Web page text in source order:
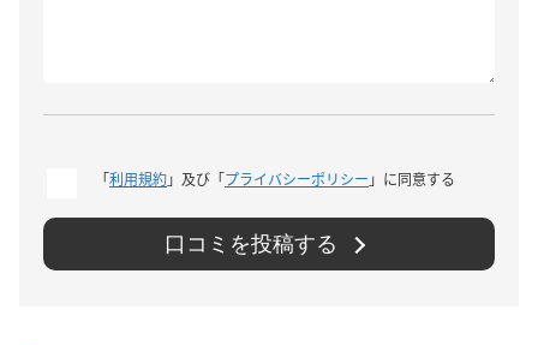
「利用規約」及び「プライバシーポリシー 」に同意する
口コミを投稿する